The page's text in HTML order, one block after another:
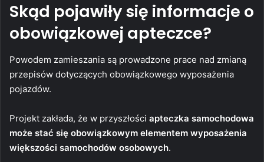
Skąd pojawiły się informacje o
obowiązkowej apteczce?
Powodem zamieszania są prowadzone prace nad zmianą
przepisów dotyczących obowiązkowego wyposażenia
pojazdów.
Projekt zakłada, że w przyszłości apteczka samochodowa
może stać się obowiązkowym elementem wyposażenia
większości samochodów osobowych.